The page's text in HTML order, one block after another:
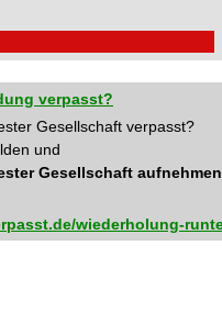
verpasst?
Gesellschaft verpasst?
und
Gesellschaft aufnehmen
wiederholung-